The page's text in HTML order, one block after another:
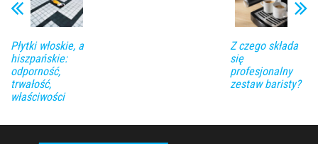
Płytki włoskie, a
hiszpańskie:
odporność,
trwałość,
właściwości
Z czego składa
się
profesjonalny
zestaw baristy?